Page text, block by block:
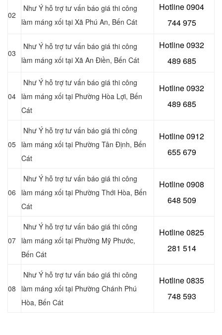
02
Như Ý hỗ trợ tư vấn báo giá thi công
làm máng xối tại Xã Phú An, Bến Cát
Hotline 0904
744 975
03
Như Ý hỗ trợ tư vấn báo giá thi công
làm máng xối tại Xã An Điền, Bến Cát
Hotline 0932
489 685
04
Như Ý hỗ trợ tư vấn báo giá thi công
làm máng xối tại Phường Hòa Lợi, Bến
Cát
Hotline 0932
489 685
05
Như Ý hỗ trợ tư vấn báo giá thi công
làm máng xối tại Phường Tân Định, Bến
Cát
Hotline 0912
655 679
06
Như Ý hỗ trợ tư vấn báo giá thi công
làm máng xối tại Phường Thới Hòa, Bến
Cát
Hotline 0908
648 509
07
Như Ý hỗ trợ tư vấn báo giá thi công
làm máng xối tại Phường Mỹ Phước,
Bến Cát
Hotline 0825
281 514
08
Như Ý hỗ trợ tư vấn báo giá thi công
làm máng xối tại Phường Chánh Phú
Hòa, Bến Cát
Hotline 0835
748 593